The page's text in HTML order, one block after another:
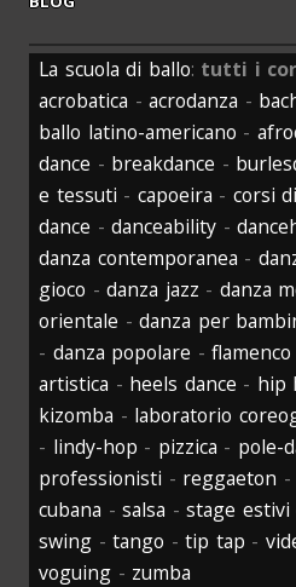
La scuola di ballo: tutti i
acrobatica -acrodanza -
ballo latino-americano -
dance - breakdance -
e tessuti - capoeira - corsi
dance -danceability -
danza contemporanea -
gioco -danza jazz - danza
orientale -danza per
- danza popolare -flamenco
artistica - heels dance - hip
kizomba - laboratorio
- lindy-hop - pizzica - pole-
professionisti - reggaeton -
cubana -salsa -stage estivi
swing -tango -tip tap -
voguing - zumba